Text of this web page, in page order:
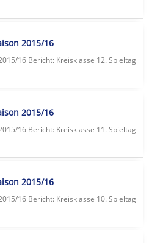
2015/16
16 Bericht: Kreisklasse 12. Spieltag
2015/16
16 Bericht: Kreisklasse 11. Spieltag
2015/16
16 Bericht: Kreisklasse 10. Spieltag